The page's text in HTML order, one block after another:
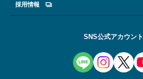
採用情報
SNS公式アカウント